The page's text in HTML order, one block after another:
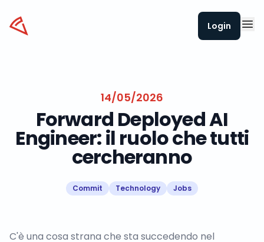
Datapizza Login
14/05/2026
Forward Deployed AI
Engineer: il ruolo che tutti
cercheranno
Commit Technology Jobs
C'è una cosa strana che sta succedendo nel